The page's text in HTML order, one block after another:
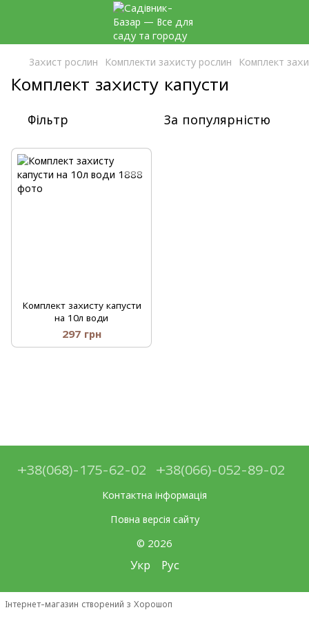
Захист рослин Комплекти захисту рослин Комплект
Комплект захисту капусти
Фільтр За популярністю
Комплект захисту капусти
на 10л води
297 грн
+38(068)-175-62-02 +38(066)-052-89-02
Контактна інформація
Повна версія сайту
© 2026
Укр Рус
Інтернет-магазин створений з Хорошоп